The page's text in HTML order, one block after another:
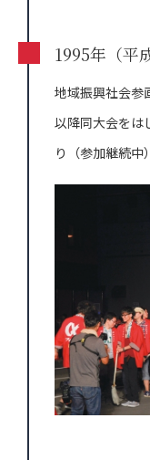
1995年（平
地域振興社会参
以降同大会をは
り（参加継続中